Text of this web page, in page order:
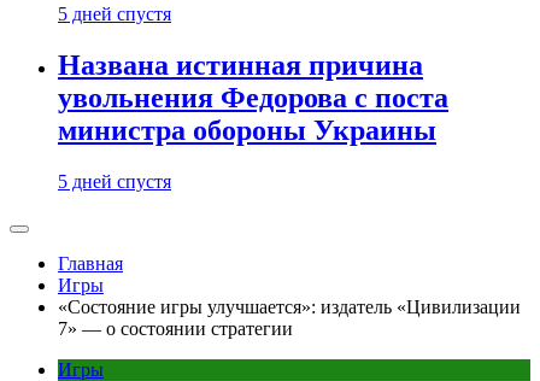
5 дней спустя
Названа истинная причина
увольнения Федорова с поста
министра обороны Украины
5 дней спустя
Главная
Игры
«Состояние игры улучшается»: издатель «Цивилизации
7» — о состоянии стратегии
Игры